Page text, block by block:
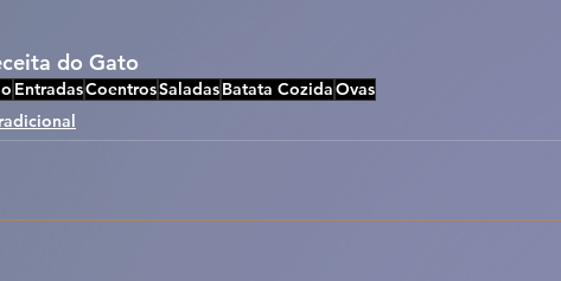
do Gato
EntradasCoentrosSaladasBatata CozidaOvas